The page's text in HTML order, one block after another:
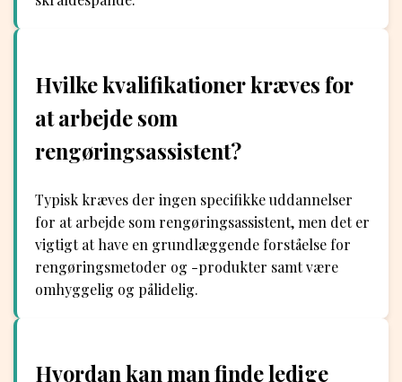
Hvilke kvalifikationer kræves for
at arbejde som
rengøringsassistent?
Typisk kræves der ingen specifikke uddannelser
for at arbejde som rengøringsassistent, men det er
vigtigt at have en grundlæggende forståelse for
rengøringsmetoder og -produkter samt være
omhyggelig og pålidelig.
Hvordan kan man finde ledige